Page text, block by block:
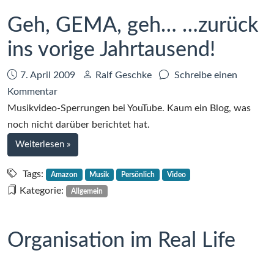
Geh, GEMA, geh… …zurück
ins vorige Jahrtausend!
Datum:
7. April 2009 Autor:
Ralf Geschke
Schreibe einen
Kommentarzu
Geh,
GEMA,
geh…
…
zurück
ins
Musikvideo-Sperrungen bei YouTube. Kaum ein Blog, was
noch nicht darüber berichtet hat.
Weiterlesen bei
Geh,
GEMA,
geh…
ins
vorige
»
Tags: Amazon Musik Persönlich Video
Kategorie: Allgemein
Organisation im Real Life